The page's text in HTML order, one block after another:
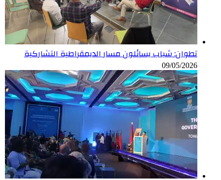
تطوان: شباب يسائلون مسار الديمقراطية التشاركية
09/05/2026